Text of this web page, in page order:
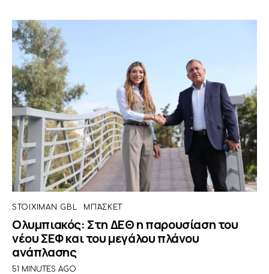
STOIXIMAN GBL ΜΠΆΣΚΕΤ
Ολυμπιακός: Στη ΔΕΘ η παρουσίαση του
νέου ΣΕΦ και του μεγάλου πλάνου
ανάπλασης
51 MINUTES AGO